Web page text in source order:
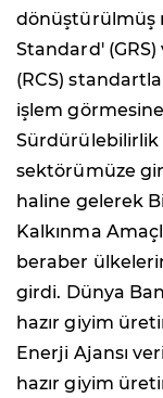
dönüştürülmüş
Standard'
(RCS)
işlem
Sürdürülebilirlik
sektörümüze
haline gelerek
Kalkınma
beraber
girdi. Dünya
hazır giyim
Enerji Ajansı
hazır giyim